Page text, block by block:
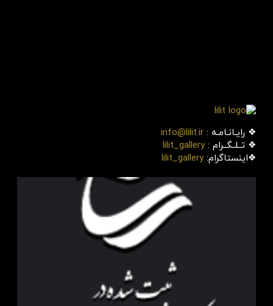
❖ رایـانـامـه : info@lilit.ir
❖ تــلــگــرام : lilit_gallery
❖اینستاگرام: lilit_gallery